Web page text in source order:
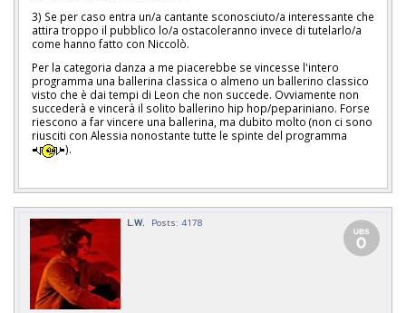
3) Se per caso entra un/a cantante sconosciuto/a interessante che
attira troppo il pubblico lo/a ostacoleranno invece di tutelarlo/a
come hanno fatto con Niccolò.
Per la categoria danza a me piacerebbe se vincesse l'intero
programma una ballerina classica o almeno un ballerino classico
visto che è dai tempi di Leon che non succede. Ovviamente non
succederà e vincerà il solito ballerino hip hop/pepariniano. Forse
riescono a far vincere una ballerina, ma dubito molto (non ci sono
riusciti con Alessia nonostante tutte le spinte del programma
).
L.W. Posts: 4178